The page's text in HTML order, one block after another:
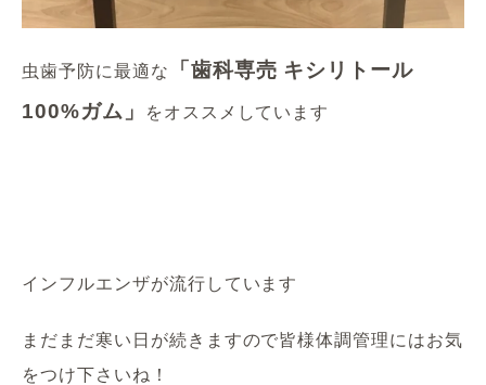
虫歯予防に最適な
「歯科専売 キシリトール
100%ガム」
をオススメしています
インフルエンザが流行しています
まだまだ寒い日が続きますので皆様体調管理にはお気
をつけ下さいね！